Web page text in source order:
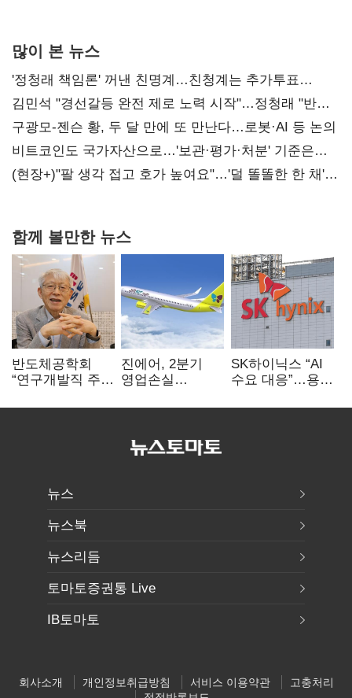
많이 본 뉴스
'정청래 책임론' 꺼낸 친명계…친청계는 추가투표
때리기
김민석 "경선갈등 완전 제로 노력 시작"…정청래 "반명
공세 사과부터 해야"
구광모-젠슨 황, 두 달 만에 또 만난다…로봇·AI 등 논의
비트코인도 국가자산으로…'보관·평가·처분' 기준은
숙제
(현장+)"팔 생각 접고 호가 높여요"…'덜 똘똘한 한 채'
함께 볼만한 뉴스
반도체공학회
“연구개발직 주
개선해야”
진에어, 2분기
영업손실
상승 여파
SK하이닉스 “AI
수요 대응”…용인
투자
뉴스
뉴스북
뉴스리듬
토마토증권통 Live
IB토마토
회사소개 개인정보취급방침 서비스 이용약관
고충처리